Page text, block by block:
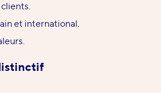
et international.